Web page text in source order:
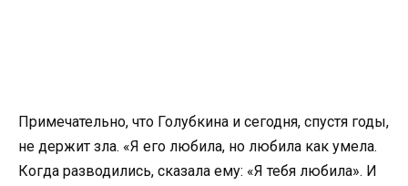
Примечательно, что Голубкина и сегодня, спустя годы,
не держит зла. «Я его любила, но любила как умела.
Когда разводились, сказала ему: «Я тебя любила». И